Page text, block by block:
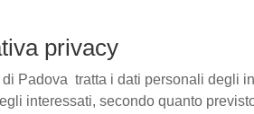
privacy
di Padova tratta i dati personali degli
interessati, secondo quanto